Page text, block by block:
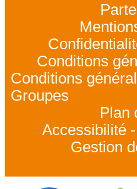
Conditions
Conditions
Groupes
Plan
Accessibilité
Gestion